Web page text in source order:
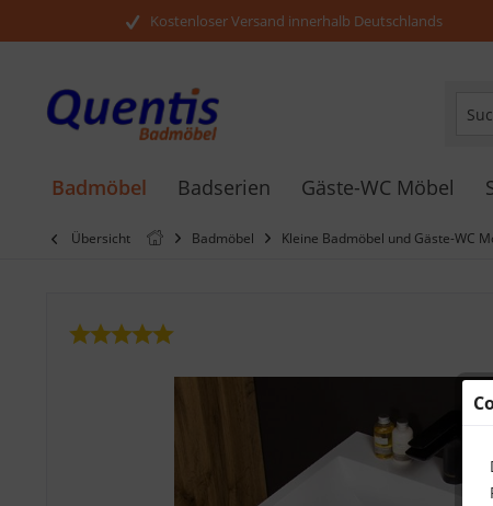
Kostenloser Versand innerhalb Deutschlands
Badmöbel Badserien Gäste-WC Möbel
Übersicht Badmöbel Kleine Badmöbel und Gäste-WC